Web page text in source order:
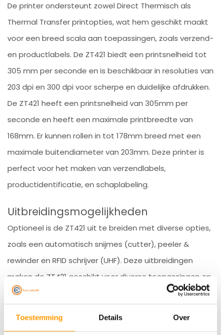
Toestemming Details Over
De printer ondersteunt zowel Direct Thermisch als
Thermal Transfer printopties, wat hem geschikt maakt
voor een breed scala aan toepassingen, zoals verzend-
en productlabels. De ZT421 biedt een printsnelheid tot
305 mm per seconde en is beschikbaar in resoluties van
203 dpi en 300 dpi voor scherpe en duidelijke afdrukken.
De ZT421 heeft een printsnelheid van 305mm per
seconde en heeft een maximale printbreedte van
168mm. Er kunnen rollen in tot 178mm breed met een
maximale buitendiameter van 203mm. Deze printer is
perfect voor het maken van verzendlabels,
productidentificatie, en schaplabeling.
Uitbreidingsmogelijkheden
Optioneel is de ZT421 uit te breiden met diverse opties,
zoals een automatisch snijmes (cutter), peeler &
rewinder en RFID schrijver (UHF). Deze uitbreidingen
maken de ZT421 geschikt voor diverse toepassingen en
dragen bij aan de verhoging van productiviteit.
Varianten van de Zebra: